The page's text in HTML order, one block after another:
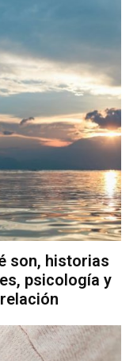
son, historias
psicología y